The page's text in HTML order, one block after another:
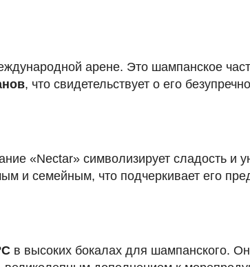
арене. Это шампанское
, что свидетельствует о его
«Nectar» символизирует сладость и
и семейным, что подчеркивает его
в высоких бокалах для шампанского.